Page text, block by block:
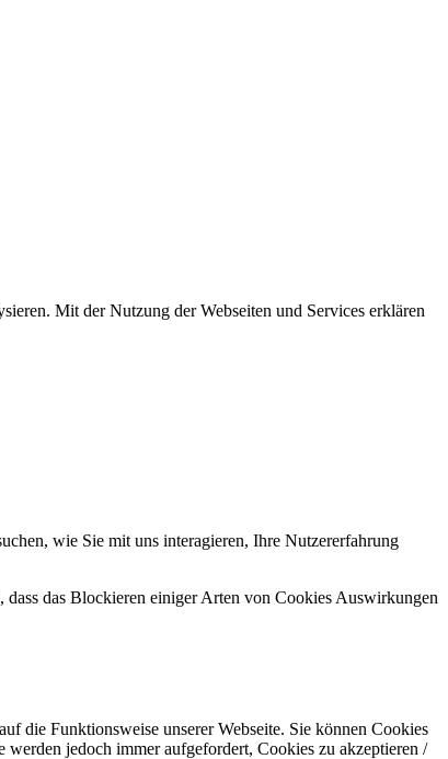
Mit der Nutzung der Webseiten und Services erklären
wie Sie mit uns interagieren, Ihre Nutzererfahrung
das Blockieren einiger Arten von Cookies Auswirkungen
die Funktionsweise unserer Webseite. Sie können Cookies
jedoch immer aufgefordert, Cookies zu akzeptieren /